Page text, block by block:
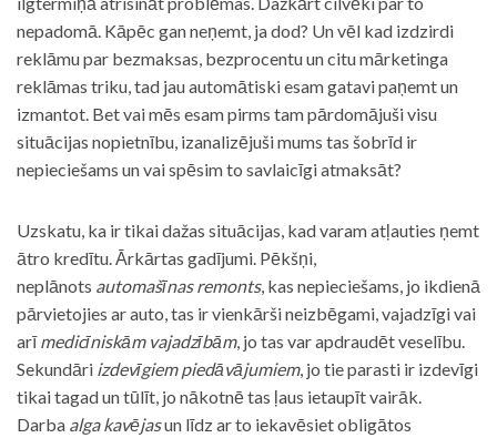
nepadomā. Kāpēc gan neņemt, ja dod? Un vēl kad izdzirdi
reklāmu par bezmaksas, bezprocentu un citu mārketinga
reklāmas triku, tad jau automātiski esam gatavi paņemt un
izmantot. Bet vai mēs esam pirms tam pārdomājuši visu
situācijas nopietnību, izanalizējuši mums tas šobrīd ir
nepieciešams un vai spēsim to savlaicīgi atmaksāt?
Uzskatu, ka ir tikai dažas situācijas, kad varam atļauties ņemt
ātro kredītu. Ārkārtas gadījumi. Pēkšņi,
neplānots automašīnas remonts, kas nepieciešams, jo ikdienā
pārvietojies ar auto, tas ir vienkārši neizbēgami, vajadzīgi vai
arīmedicīniskām vajadzībām, jo tas var apdraudēt veselību.
Sekundāri izdevīgiem piedāvājumiem, jo tie parasti ir izdevīgi
tikai tagad un tūlīt, jo nākotnē tas ļaus ietaupīt vairāk.
Darba alga kavējasun līdz ar to iekavēsiet obligātos